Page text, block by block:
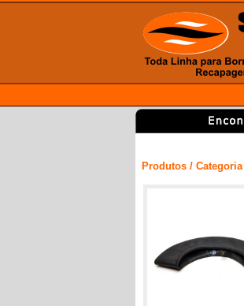
Produtos / Categoria